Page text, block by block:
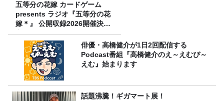
五等分の花嫁 カードゲーム
presents ラジオ『五等分の花
嫁＊』 公開収録2026開催決
定！
俳優・高橋健介が1日2回配信する
Podcast番組『高橋健介のえ～えむぴ～
えむ』始まります
話題沸騰！ギガマート展！